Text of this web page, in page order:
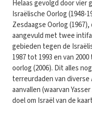
Helaas gevolgd door vier
Israëlische Oorlog (1948-
Zesdaagse Oorlog
aangevuld met twee
gebieden tegen de
1987 tot 1993 en van
oorlog (2006). Dit alles
terreurdaden van
aanvallen (waarvan
doel om Israël van de